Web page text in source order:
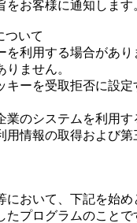
お客様に通知します
ついて
利用する場合があ
ません。
ーを受取拒否に設
のシステムを利用
用情報の取得および
おいて、下記を始
たプログラムのこと